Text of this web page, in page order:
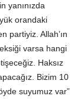
yanınızda
orandaki
partiyiz. Allah’ın
varsa hangi
Haksız
Bizim 10
suyumuz var”